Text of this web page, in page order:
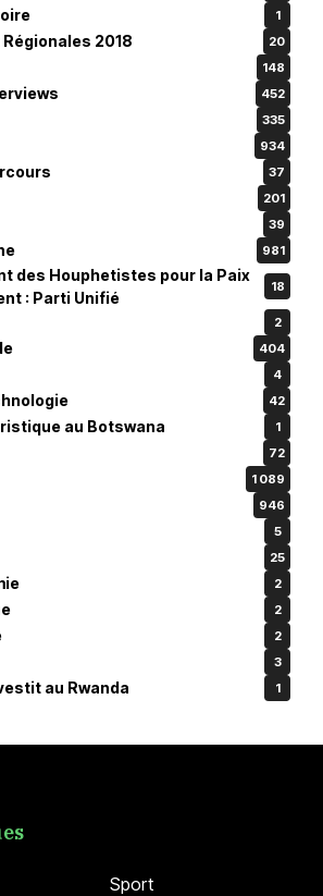
1
2018 20
148
452
335
934
37
201
39
981
des Houphetistes pour la Paix
: Parti Unifié
18
2
404
4
42
au Botswana 1
72
1 089
946
5
25
2
2
2
3
au Rwanda 1
Sport